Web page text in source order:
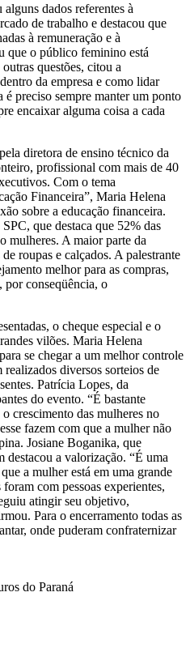
dados referentes à
de trabalho e destacou que
à remuneração e à
que o público feminino está
questões, citou a
da empresa e como lidar
preciso sempre manter um ponto
encaixar alguma coisa a cada
diretora de ensino técnico da
profissional com mais de 40
Com o tema
Financeira”, Maria Helena
sobre a educação financeira.
que destaca que 52% das
mulheres. A maior parte da
roupas e calçados. A palestrante
melhor para as compras,
por conseqüência, o
o cheque especial e o
vilões. Maria Helena
se chegar a um melhor controle
diversos sorteios de
Patrícia Lopes, da
do evento. “É bastante
crescimento das mulheres no
fazem com que a mulher não
Josiane Boganika, que
destacou a valorização. “É uma
a mulher está em uma grande
com pessoas experientes,
atingir seu objetivo,
Para o encerramento todas as
onde puderam confraternizar
do Paraná